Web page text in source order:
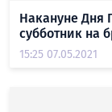
Накануне Дня
субботник на
15:25 07.05.2021